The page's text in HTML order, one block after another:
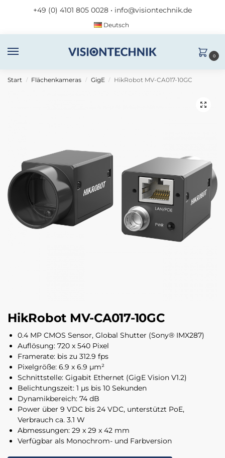
+49 (0) 4101 805 0028 • info@visiontechnik.de
Deutsch
0
Start / Flächenkameras / GigE / HikRobot MV-CA017-10GC
HikRobot MV-CA017-10GC
0.4 MP CMOS Sensor, Global Shutter (Sony® IMX287)
Auflösung: 720 x 540 Pixel
Framerate: bis zu 312.9 fps
Pixelgröße: 6.9 x 6.9 µm²
Schnittstelle: Gigabit Ethernet (GigE Vision V1.2)
Belichtungszeit: 1 µs bis 10 Sekunden
Dynamikbereich: 74 dB
Power über 9 VDC bis 24 VDC, unterstützt PoE,
Verbrauch ca. 3.1 W
Abmessungen: 29 x 29 x 42 mm
Verfügbar als Monochrom- und Farbversion